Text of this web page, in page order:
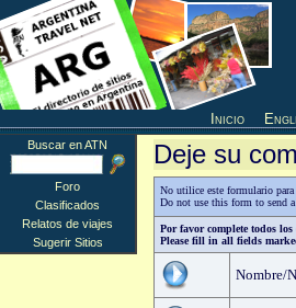
Inicio
Deje su
No utilice este formulario
Do not use this form to send
Por favor complete todos
Please fill in all fields
Nombre/
Buscar en ATN
Foro
Clasificados
Relatos de viajes
Sugerir Sitios